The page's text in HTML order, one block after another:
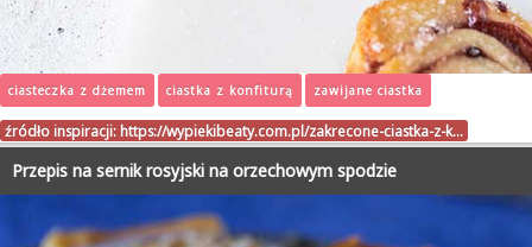
ciasteczka z dżemem ciastka z konfiturą zawijane ciastka
źródło inspiracji: https://wypiekibeaty.com.pl/zakrecone-ciastka-z-k…
Przepis na sernik rosyjski na orzechowym spodzie